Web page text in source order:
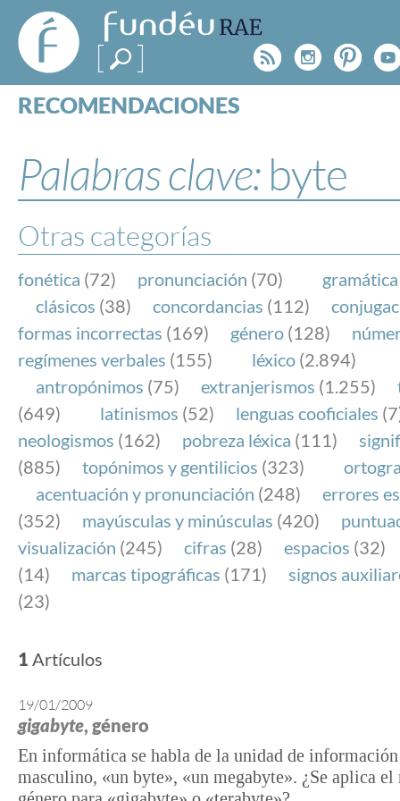
FundéuRAE
- Fundación
del Español
Urgente
Rss
RECOMENDACIONES
ESPECIALES
BLOG
NOTICIAS
SOBRE LA FUNDÉURAE
FundéuRAE es una fundación patrocinada por la
y la Real Academia Española, cuyo objetivo es
el buen uso del español en los medios de
Internet.
Palabras clave: byte
Otras categorías
fonética (72) pronunciación (70) gramática
clásicos (38) concordancias (112)
formas incorrectas (169) género (128)
regímenes verbales (155) léxico (2.894)
antropónimos (75) extranjerismos (1.255)
(649)
latinismos (52) lenguas cooficiales
neologismos (162) pobreza léxica (111)
(885)
topónimos y gentilicios (323)
acentuación y pronunciación (248)
errores
(352)
mayúsculas y minúsculas (420)
visualización (245) cifras (28) espacios (32)
(14)
marcas tipográficas (171)
signos
(23)
1 Artículos
19/01/2009
gigabyte, género
En informática se habla de la unidad de
masculino, «un byte», «un megabyte». ¿Se aplica